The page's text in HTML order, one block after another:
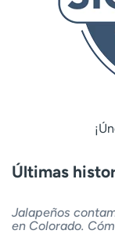
Últimas
Jalapeños
en Colorado.